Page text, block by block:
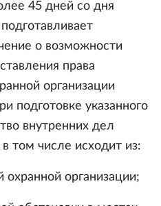
45 дней со дня
о возможности
права
организации
подготовке указанного
внутренних дел
том числе исходит из:
охранной организации;